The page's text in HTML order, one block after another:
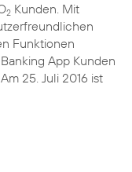
2Kunden. Mit
Funktionen
App Kunden
25. Juli 2016 ist